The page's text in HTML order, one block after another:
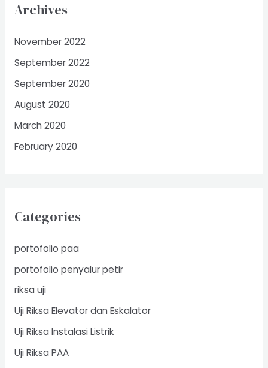
Archives
November 2022
September 2022
September 2020
August 2020
March 2020
February 2020
Categories
portofolio paa
portofolio penyalur petir
riksa uji
Uji Riksa Elevator dan Eskalator
Uji Riksa Instalasi Listrik
Uji Riksa PAA